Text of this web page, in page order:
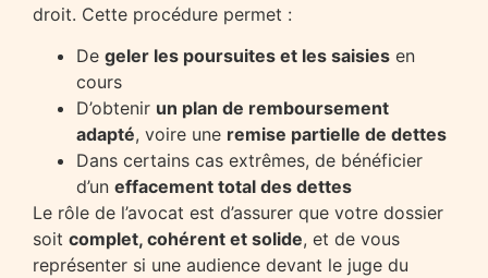
droit. Cette procédure permet :
De geler les poursuites et les saisies en
cours
D’obtenir un plan de remboursement
adapté, voire une remise partielle de dettes
Dans certains cas extrêmes, de bénéficier
d’un effacement total des dettes
Le rôle de l’avocat est d’assurer que votre dossier
soit complet, cohérent et solide, et de vous
représenter si une audience devant le juge du